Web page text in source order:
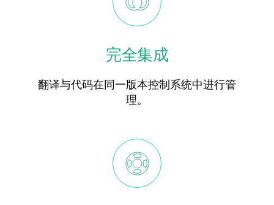
完全集成
翻译与代码在同一版本控制系统中进行管
理。